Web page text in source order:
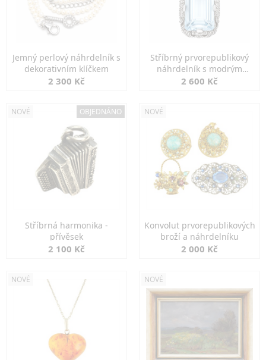
Jemný perlový náhrdelník s
dekorativním klíčkem
2 300 Kč
Stříbrný prvorepublikový
náhrdelník s modrým
spinelem
2 600 Kč
NOVÉ OBJEDNÁNO
Stříbrná harmonika -
přívěsek
2 100 Kč
NOVÉ
Konvolut prvorepublikových
broží a náhrdelníku
2 000 Kč
NOVÉ NOVÉ